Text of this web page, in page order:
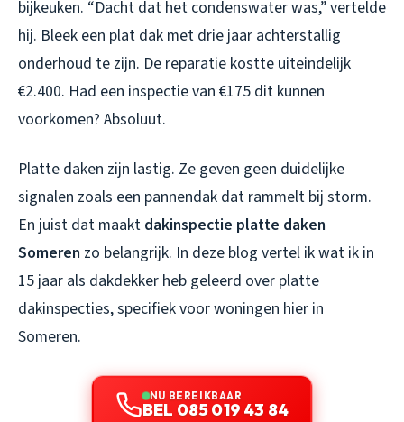
bijkeuken. “Dacht dat het condenswater was,” vertelde
hij. Bleek een plat dak met drie jaar achterstallig
onderhoud te zijn. De reparatie kostte uiteindelijk
€2.400. Had een inspectie van €175 dit kunnen
voorkomen? Absoluut.
Platte daken zijn lastig. Ze geven geen duidelijke
signalen zoals een pannendak dat rammelt bij storm.
En juist dat maakt dakinspectie platte daken
Someren zo belangrijk. In deze blog vertel ik wat ik in
15 jaar als dakdekker heb geleerd over platte
dakinspecties, specifiek voor woningen hier in
Someren.
NU BEREIKBAAR
BEL 085 019 43 84